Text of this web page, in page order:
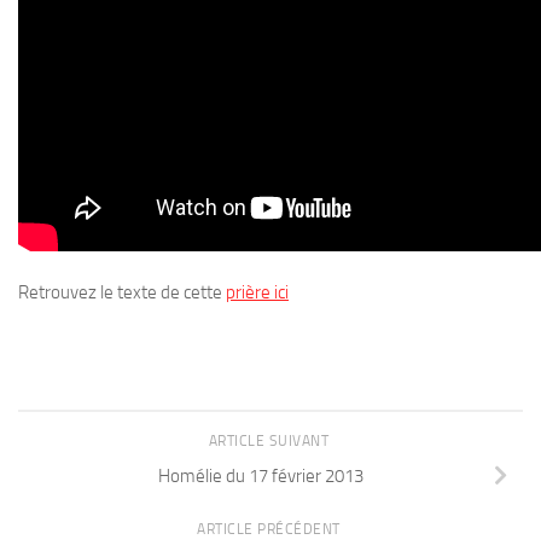
Retrouvez le texte de cette prière ici
ARTICLE SUIVANT
Homélie du 17 février 2013
ARTICLE PRÉCÉDENT